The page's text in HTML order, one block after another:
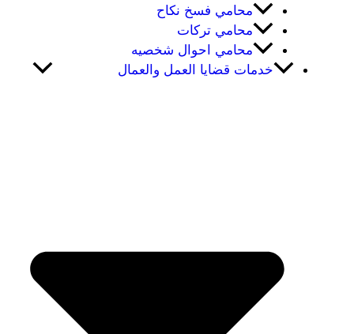
محامي فسخ نكاح
محامي تركات
محامي احوال شخصيه
خدمات قضايا العمل والعمال